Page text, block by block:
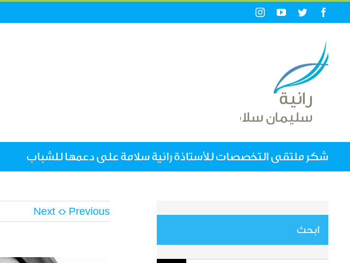
to
content
Facebook
Twitter
YouTube
Instagram
شكر ملتقى التخصصات للأستاذة رانية سلامة على دعمها للشباب
Previous
Next
ابحث